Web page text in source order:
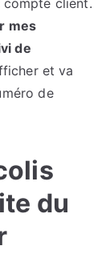
mes
de
et va
de
du